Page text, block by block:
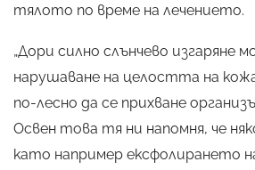
тялото по време на лечението.
„Дори силно слънчево изгаряне
нарушаване на целостта на
по-лесно да се прихване
Освен това тя ни напомня, че
като например ексфолирането